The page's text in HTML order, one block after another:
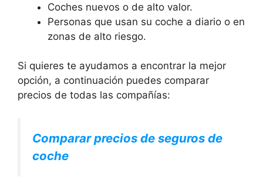
Coches nuevos o de alto valor.
Personas que usan su coche a diario o en
zonas de alto riesgo.
Si quieres te ayudamos a encontrar la mejor
opción, a continuación puedes comparar
precios de todas las compañías:
Comparar precios de seguros de
coche